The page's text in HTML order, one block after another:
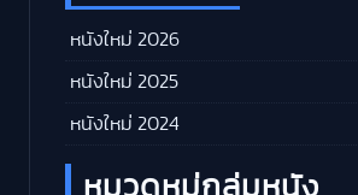
หนังใหม่ 2026
หนังใหม่ 2025
หนังใหม่ 2024
หมวดหมู่กลุ่มหนัง